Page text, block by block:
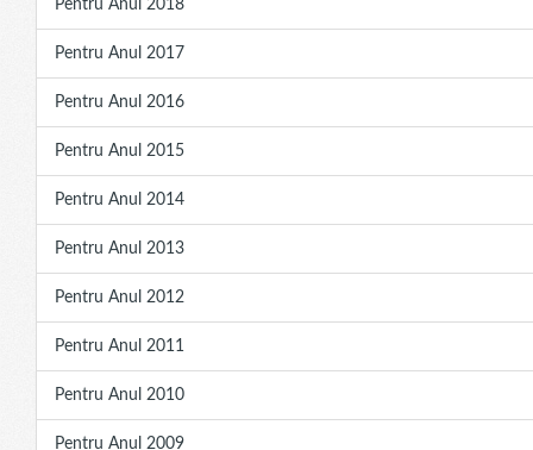
Pentru Anul 2018
Pentru Anul 2017
Pentru Anul 2016
Pentru Anul 2015
Pentru Anul 2014
Pentru Anul 2013
Pentru Anul 2012
Pentru Anul 2011
Pentru Anul 2010
Pentru Anul 2009